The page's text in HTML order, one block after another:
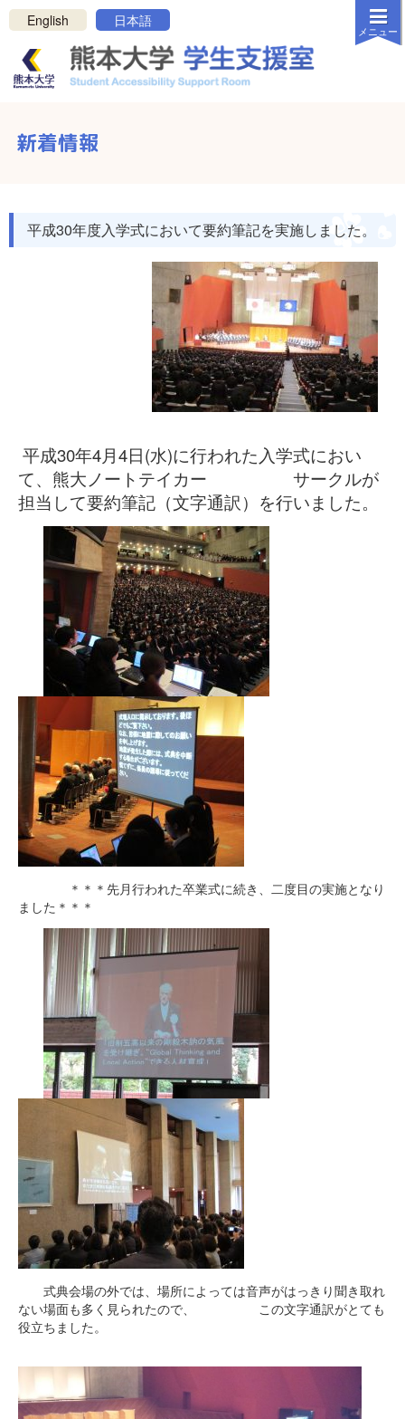
メニュー
English 日本語
新着情報
平成30年度入学式において要約筆記を実施しました。
平成30年4月4日(水)に行われた入学式におい
て、熊大ノートテイカー サークルが
担当して要約筆記（文字通訳）を行いました。
＊＊＊先月行われた卒業式に続き、二度目の実施となり
ました＊＊＊
式典会場の外では、場所によっては音声がはっきり聞き取れ
ない場面も多く見られたので、 この文字通訳がとても
役立ちました。
反転
白 黒
支援について
連絡方法
お問い合わせ
プライバシーポリシー
サポートを受けたい学生の方へ
新着情報
教職員の方へ
新着情報
サポートしたい学生の方へ
新着情報